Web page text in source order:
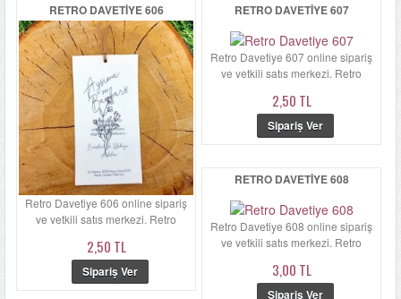
RETRO DAVETIYE 606
Retro Davetiye 606 online sipariş
ve yetkili satış merkezi. Retro
2,50 TL
RETRO DAVETIYE 607
Retro Davetiye 607 online sipariş
ve yetkili satış merkezi. Retro
2,50 TL
RETRO DAVETIYE 608
Retro Davetiye 608 online sipariş
ve yetkili satış merkezi. Retro
3,00 TL